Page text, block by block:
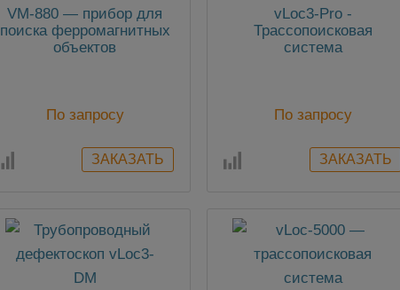
VM-880 — прибор для
поиска ферромагнитных
объектов
По запросу
vLoc3-Pro -
Трассопоисковая
система
По запросу